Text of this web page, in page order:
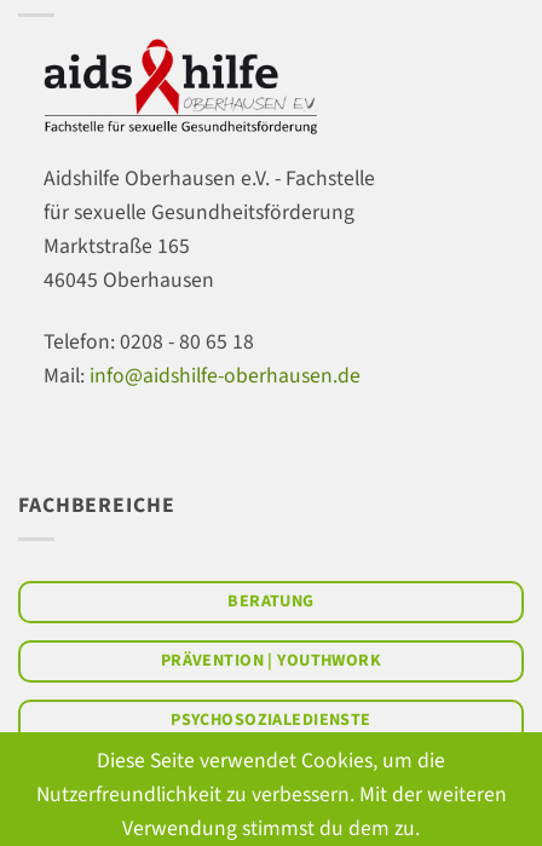
Aidshilfe Oberhausen e.V. - Fachstelle
für sexuelle Gesundheitsförderung
Marktstraße 165
46045 Oberhausen
Telefon: 0208 - 80 65 18
Mail: info@aidshilfe-oberhausen.de
FACHBEREICHE
BERATUNG
PRÄVENTION | YOUTHWORK
PSYCHOSOZIALEDIENSTE
AMB. BETREUTES WOHNEN
ÖFFENTLICHKEITSARBEIT
Diese Seite verwendet Cookies, um die
Nutzerfreundlichkeit zu verbessern. Mit der weiteren
Verwendung stimmst du dem zu.